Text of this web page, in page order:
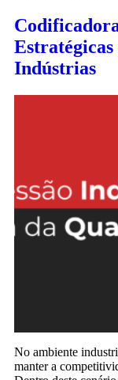
Indústrias
No ambiente
manter a